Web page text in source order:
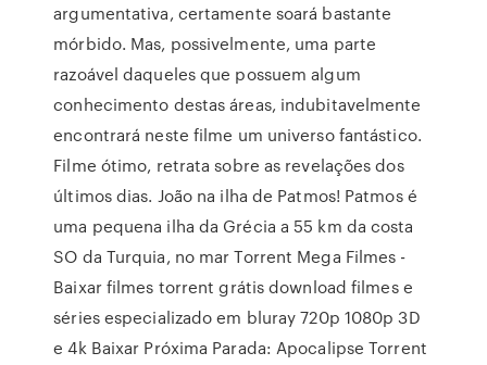
argumentativa, certamente soará bastante
mórbido. Mas, possivelmente, uma parte
razoável daqueles que possuem algum
conhecimento destas áreas, indubitavelmente
encontrará neste filme um universo fantástico.
Filme ótimo, retrata sobre as revelações dos
últimos dias. João na ilha de Patmos! Patmos é
uma pequena ilha da Grécia a 55 km da costa
SO da Turquia, no mar Torrent Mega Filmes -
Baixar filmes torrent grátis download filmes e
séries especializado em bluray 720p 1080p 3D
e 4k Baixar Próxima Parada: Apocalipse Torrent